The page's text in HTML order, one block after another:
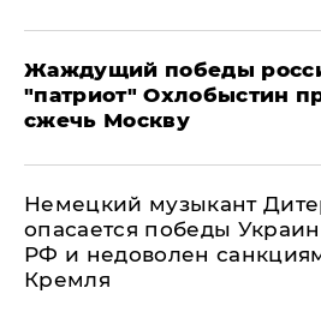
Жаждущий победы
"патриот" Охлобыстин
сжечь Москву
Немецкий музыкант
опасается победы
РФ и недоволен
Кремля